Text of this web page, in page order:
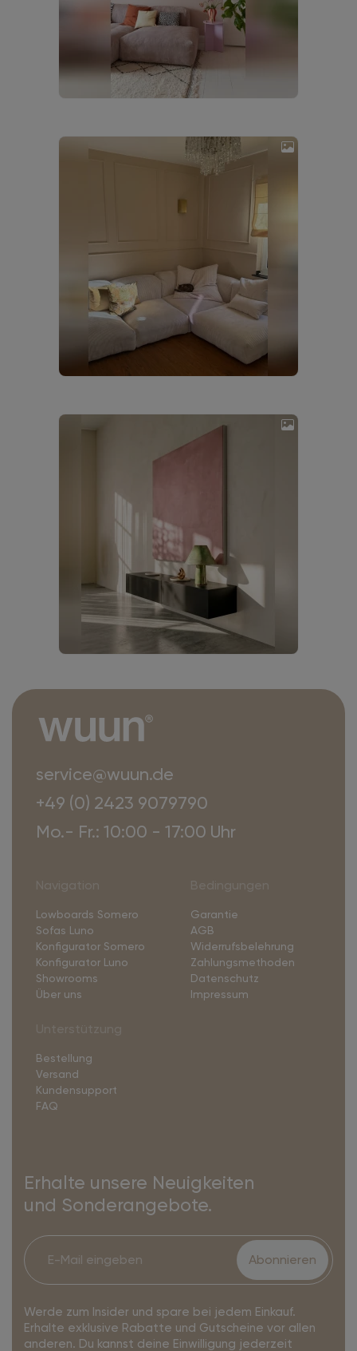
service@wuun.de
+49 (0) 2423 9079790
Mo.- Fr.: 10:00 - 17:00 Uhr
Lowboards Somero
Sofas Luno
Konfigurator Somero
Konfigurator Luno
Showrooms
Über uns
Garantie
AGB
Widerrufsbelehrung
Zahlungsmethoden
Datenschutz
Impressum
Bestellung
Versand
Kundensupport
FAQ
Erhalte unsere Neuigkeiten
und Sonderangebote.
Abonnieren
Werde zum Insider und spare bei jedem Einkauf.
Erhalte exklusive Rabatte und Gutscheine vor allen
anderen. Du kannst deine Einwilligung jederzeit